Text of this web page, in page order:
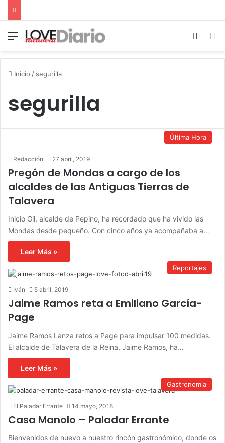
Menú
Inicio / segurilla
segurilla
Última Hora
Redacción 27 abril, 2019
Pregón de Mondas a cargo de los
alcaldes de las Antiguas Tierras de
Talavera
Inicio Gil, alcalde de Pepino, ha recordado que ha vivido las
Mondas desde pequeño. Con cinco años ya acompañaba a…
Leer Más »
Reportajes
Iván 5 abril, 2019
Jaime Ramos reta a Emiliano García-
Page
Jaime Ramos Lanza retos a Page para impulsar 100 medidas.
El alcalde de Talavera de la Reina, Jaime Ramos, ha…
Leer Más »
Gastronomia
El Paladar Errante 14 mayo, 2018
Casa Manolo – Paladar Errante
Bienvenidos de nuevo a nuestro rincón gastronómico, donde os